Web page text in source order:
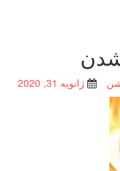
ژانویه 31, 2020